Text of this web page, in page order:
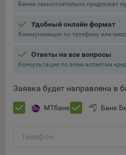
Необходимые для
(статистические), установлены
передаются третьим лицам,
Остальные - не более года.
Отключение аналитических
меры по совершенствованию
Банки самостоятельно предложат
Удобный онлайн формат
Коммуникация по телефону или
Ответы на все вопросы
Консультация по всем аспектам
Заявка будет направлена в
МТбанк Банк
Телефон